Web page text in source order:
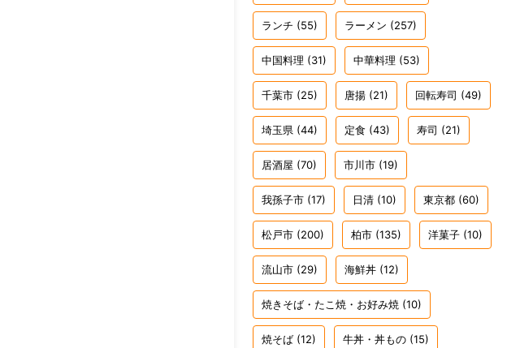
ランチ (55) ラーメン (257)
中国料理 (31) 中華料理 (53)
千葉市 (25) 唐揚 (21) 回転寿司 (49)
埼玉県 (44) 定食 (43) 寿司 (21)
居酒屋 (70) 市川市 (19)
我孫子市 (17) 日清 (10) 東京都 (60)
松戸市 (200) 柏市 (135) 洋菓子 (10)
流山市 (29) 海鮮丼 (12)
焼きそば・たこ焼・お好み焼 (10)
焼そば (12) 牛丼・丼もの (15)